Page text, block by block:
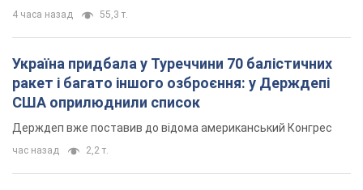
4 часа назад 55,3 т.
Україна придбала у Туреччини 70 балістичних
ракет і багато іншого озброєння: у Держдепі
США оприлюднили список
Держдеп вже поставив до відома американський Конгрес
час назад 2,2 т.